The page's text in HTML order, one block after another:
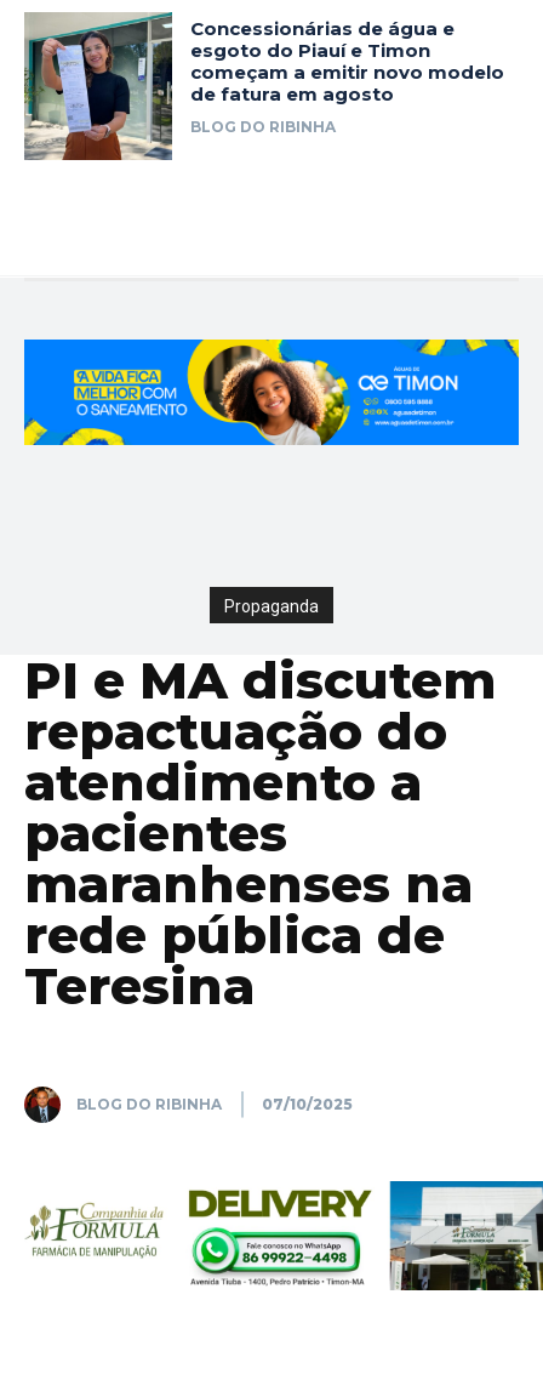
Concessionárias de água e
esgoto do Piauí e Timon
começam a emitir novo modelo
de fatura em agosto
BLOG DO RIBINHA